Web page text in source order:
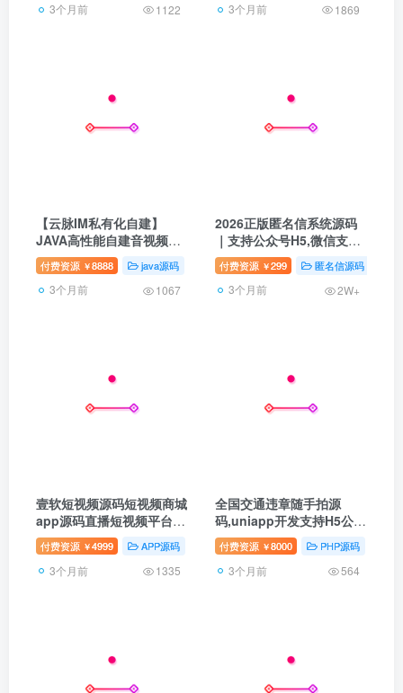
3个月前 1122
城源码
3个月前 1869
【云脉IM私有化自建】
JAVA高性能自建音视频多
端即时通讯聊天app源码群
聊IM红包转账平台
付费资源 ￥8888 java源码 即时通讯 壹软互站
3个月前 1067
2026正版匿名信系统源码
｜支持公众号H5,微信支付
宝小程序+和解电话+多风
格模板｜情感营销神器​​,人
工传话,一封来信,表白道歉
付费资源 ￥299 匿名信源码
3个月前 2W+
壹软短视频源码短视频商城
app源码直播短视频平台，
仿抖音主播带货商城源码
付费资源 ￥4999 APP源码 壹软互站 壹软自研
3个月前 1335
全国交通违章随手拍源
码,uniapp开发支持H5公众
号,小程序开源包搭建
付费资源 ￥8000 PHP源码
3个月前 564